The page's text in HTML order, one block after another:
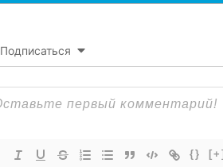
Подписаться
{}